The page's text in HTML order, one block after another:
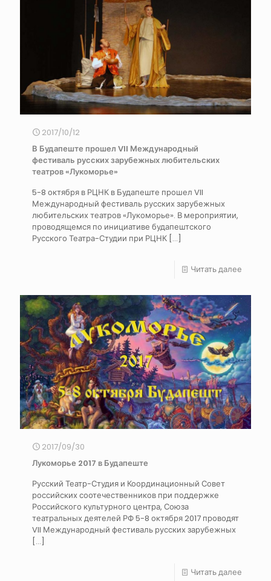
2017/10/12
В Будапеште прошел VII Международный
фестиваль русских зарубежных любительских
театров «Лукоморье»
5-8 октября в РЦНК в Будапеште прошел VII
Международный фестиваль русских зарубежных
любительских театров «Лукоморье». В мероприятии,
проводящемся по инициативе будапештского
Русского Театра-Студии при РЦНК […]
Читать далее
2017/09/30
Лукоморье 2017 в Будапеште
Русский Театр-Студия и Координационный Совет
российских соотечественников при поддержке
Российского культурного центра, Союза
театральных деятелей РФ 5-8 октября 2017 проводят
VII Международный фестиваль русских зарубежных
[…]
Читать далее